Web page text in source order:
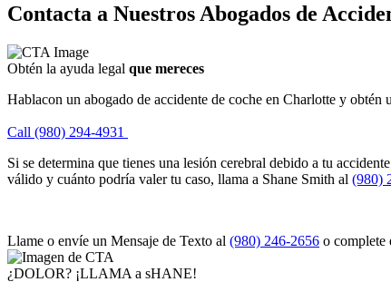
Contacta a Nuestros Abogados de
Obtén la ayuda legal que mereces
Hablacon un abogado de accidente de coche en Charlotte y obtén
Call (980) 294-4931
Si se determina que tienes una lesión cerebral debido a tu
válido y cuánto podría valer tu caso, llama a Shane Smith al (980)
Llame o envíe un Mensaje de Texto al (980) 246-2656 o complete
¿DOLOR? ¡LLAMA a sHANE!